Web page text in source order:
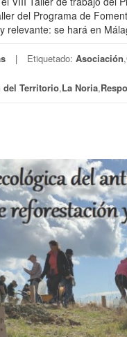
del Programa de
relevante: se hará en
Etiquetado: Asociación,
del Territorio,La Noria,